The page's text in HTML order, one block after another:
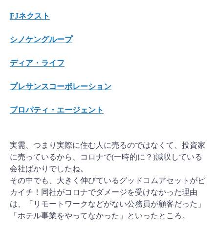
FJネクスト
シノケングループ
ディア・ライフ
プレサンスコーポレーション
プロパティ・エージェント
実需、つまり実際に住む人に売るのではなくて、投資家
に売っているから、コロナで(一時的に？)減収している
会社ばかりでしたね。
その中でも、大きく伸びているグッドコムアセットがピ
カイチ！同社がコロナでダメージを受けなかった理由
は、「リモートワークなどがない公務員が顧客だった」
「ホテル事業をやってなかった」といったところ。